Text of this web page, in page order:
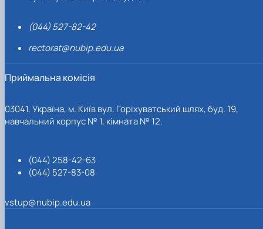
(044) 527-82-42
rectorat@nubip.edu.ua
Приймальна комісія
03041, Україна, м. Київ вул. Горіхуватський шлях, буд. 19,
навчальний корпус № 1, кімната № 12.
(044) 258-42-63
(044) 527-83-08
vstup@nubip.edu.ua